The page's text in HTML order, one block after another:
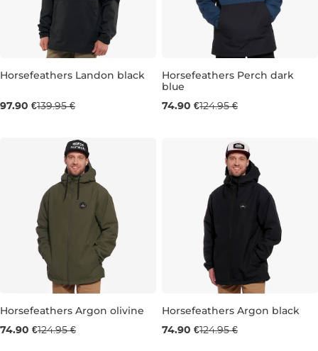
Horsefeathers Landon black
97.90 €139.95 €
Výpredaj -40 %
Horsefeathers Perch dark
blue
74.90 €124.95 €
Výpredaj -40 %
Horsefeathers Argon olivine
74.90 €124.95 € Výpredaj -40 %
Horsefeathers Argon black
74.90 €124.95 €